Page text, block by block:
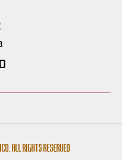
All rights reserved